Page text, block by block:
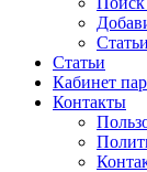
Статьи
Кабинет
Контакты